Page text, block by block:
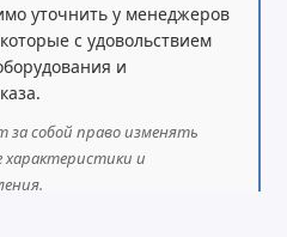
уточнить у менеджеров
с удовольствием
и
за собой право изменять
характеристики и